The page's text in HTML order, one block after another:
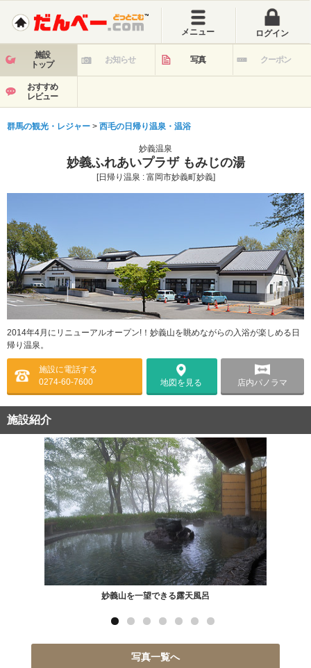
メニュー ログイン
施設
トップ
お知らせ 写真 クーポン
おすすめ
レビュー
群馬の観光・レジャー > 西毛の日帰り温泉・温浴
妙義温泉
妙義ふれあいプラザ もみじの湯
[日帰り温泉 : 富岡市妙義町妙義]
2014年4月にリニューアルオープン!！妙義山を眺めながらの入浴が楽しめる日
帰り温泉。
施設に電話する
0274-60-7600
地図を見る 店内パノラマ
施設紹介
妙義山を一望できる露天風呂
写真一覧へ